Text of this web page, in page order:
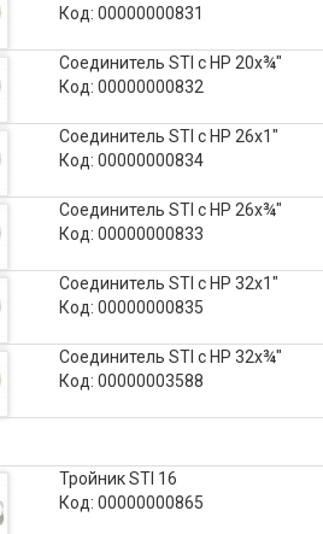
Код: 00000000831
Соединитель STI с НР 20х¾"
Код: 00000000832
Соединитель STI с НР 26х1"
Код: 00000000834
Соединитель STI с НР 26х¾"
Код: 00000000833
Соединитель STI с НР 32х1"
Код: 00000000835
Соединитель STI с НР 32х¾"
Код: 00000003588
Тройник STI 16
Код: 00000000865